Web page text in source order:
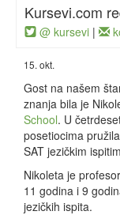
Kursevi.com
@ kursevi |
15. okt.
Gost na našem
znanja bila je
School. U
posetiocima
SAT jezičkim
Nikoleta je
11 godina i 9
jezičkih ispita.